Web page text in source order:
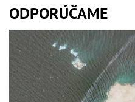
ODPORÚČAME